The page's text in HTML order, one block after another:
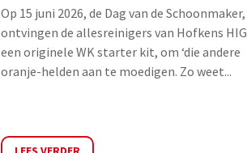
Op 15 juni 2026, de Dag van de Schoonmaker,
ontvingen de allesreinigers van Hofkens HIG
een originele WK starter kit, om ‘die andere
oranje-helden aan te moedigen. Zo weet...